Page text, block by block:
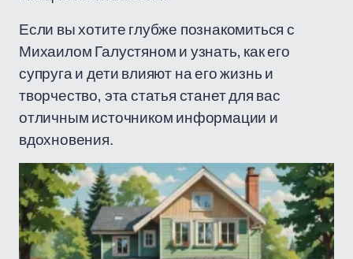
Если вы хотите глубже познакомиться с
Михаилом Галустяном и узнать, как его
супруга и дети влияют на его жизнь и
творчество, эта статья станет для вас
отличным источником информации и
вдохновения.